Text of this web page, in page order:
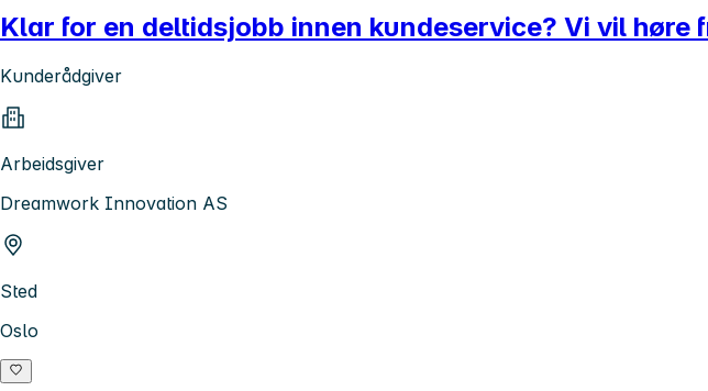
Klar for en deltidsjobb innen kundeservice? Vi vil høre
Kunderådgiver
Arbeidsgiver
Dreamwork Innovation AS
Sted
Oslo